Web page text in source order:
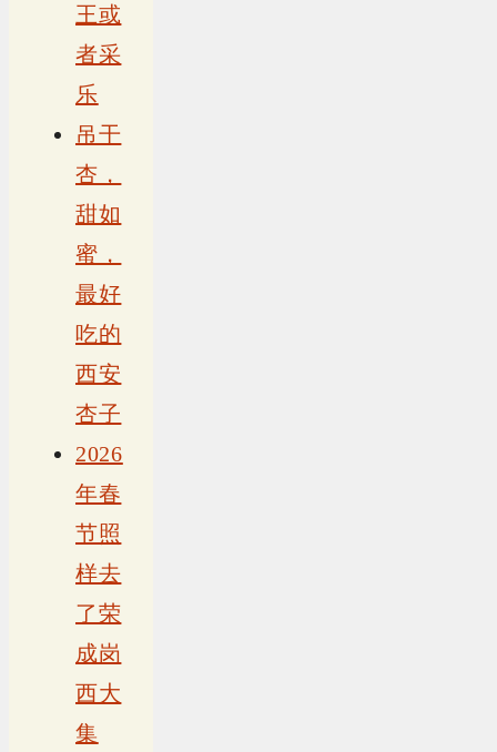
王或
者采
乐
吊干
杏，
甜如
蜜，
最好
吃的
西安
杏子
2026
年春
节照
样去
了荣
成岗
西大
集